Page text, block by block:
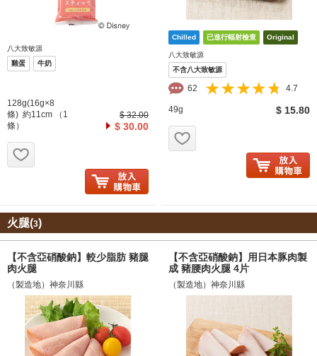
八大致敏源
雞蛋
牛奶
128g(16g×8
條) 約11cm （1
條）
$ 32.00
$ 30.00
八大致敏源
不含八大致敏源
62 4.7
49g $ 15.80
火腿(3)
【不含亞硝酸鈉】較少脂肪 豬腿
肉火腿
（製造地）神奈川縣
【不含亞硝酸鈉】用日本豚肉製
成 豬腰肉火腿 4片
（製造地）神奈川縣